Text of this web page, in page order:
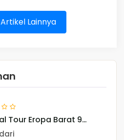
Lainnya
Tour Eropa Barat 9
Periode November